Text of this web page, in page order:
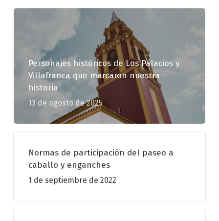
Personajes históricos de Los Palacios y
Villafranca que marcaron nuestra
historia
13 de agosto de 2025
Normas de participación del paseo a
caballo y enganches
1 de septiembre de 2022